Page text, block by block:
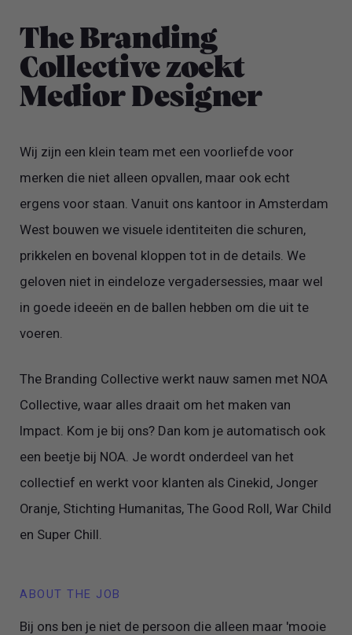
The Branding
Collective zoekt
Medior Designer
Wij zijn een klein team met een voorliefde voor
merken die niet alleen opvallen, maar ook echt
ergens voor staan. Vanuit ons kantoor in Amsterdam
West bouwen we visuele identiteiten die schuren,
prikkelen en bovenal kloppen tot in de details. We
geloven niet in eindeloze vergadersessies, maar wel
in goede ideeën en de ballen hebben om die uit te
voeren.
The Branding Collective werkt nauw samen met NOA
Collective, waar alles draait om het maken van
Impact. Kom je bij ons? Dan kom je automatisch ook
een beetje bij NOA. Je wordt onderdeel van het
collectief en werkt voor klanten als Cinekid, Jonger
Oranje, Stichting Humanitas, The Good Roll, War Child
en Super Chill.
ABOUT THE JOB
Bij ons ben je niet de persoon die alleen maar 'mooie